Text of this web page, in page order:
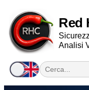
Red
Analisi